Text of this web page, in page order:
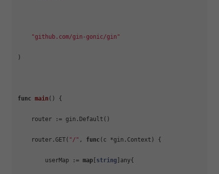
"github.com/gin-gonic/gin"
)
func main() {
    router := gin.Default()
    router.GET(
"/" , func (c *gin.Context) {
        userMap :=
map string ]any{